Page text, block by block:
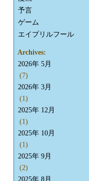
予言
ゲーム
エイプリルフール
Archives:
2026年 5月
(7)
2026年 3月
(1)
2025年 12月
(1)
2025年 10月
(1)
2025年 9月
(2)
2025年 8月